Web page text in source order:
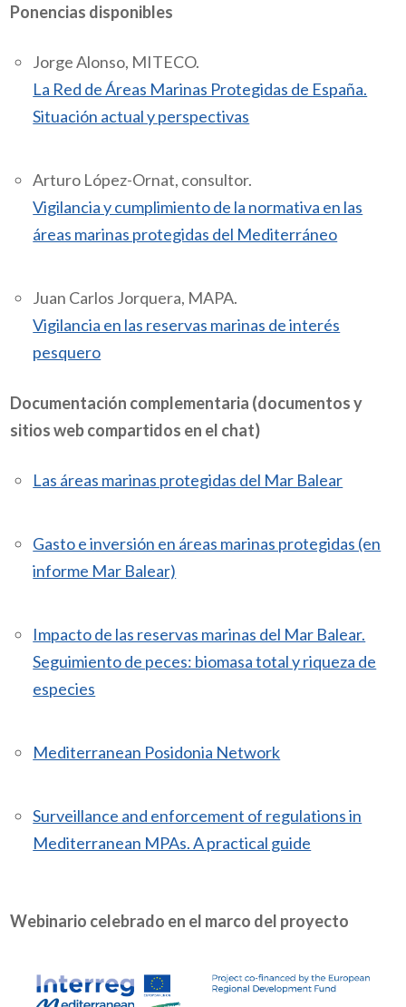
Ponencias disponibles
Jorge Alonso, MITECO.
La Red de Áreas Marinas Protegidas de España.
Situación actual y perspectivas
Arturo López-Ornat, consultor.
Vigilancia y cumplimiento de la normativa en las
áreas marinas protegidas del Mediterráneo
Juan Carlos Jorquera, MAPA.
Vigilancia en las reservas marinas de interés
pesquero
Documentación complementaria (documentos y
sitios web compartidos en el chat)
Las áreas marinas protegidas del Mar Balear
Gasto e inversión en áreas marinas protegidas (en
informe Mar Balear)
Impacto de las reservas marinas del Mar Balear.
Seguimiento de peces: biomasa total y riqueza de
especies
Mediterranean Posidonia Network
Surveillance and enforcement of regulations in
Mediterranean MPAs. A practical guide
Webinario celebrado en el marco del proyecto